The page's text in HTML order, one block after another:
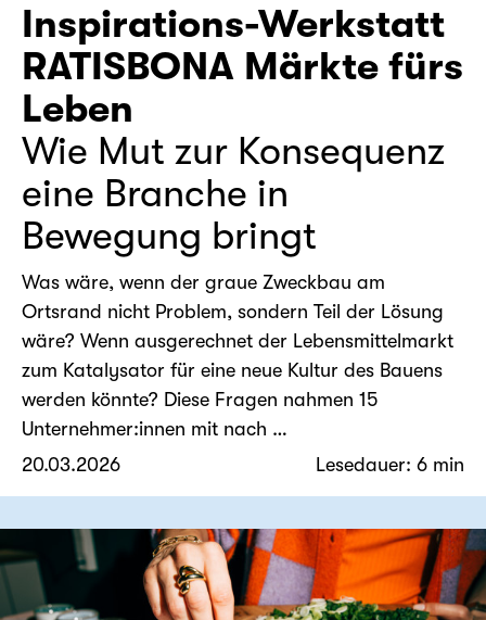
Inspirations-Werkstatt
RATISBONA Märkte fürs
Leben
Wie Mut zur Konsequenz
eine Branche in
Bewegung bringt
Was wäre, wenn der graue Zweckbau am
Ortsrand nicht Problem, sondern Teil der Lösung
wäre? Wenn ausgerechnet der Lebensmittelmarkt
zum Katalysator für eine neue Kultur des Bauens
werden könnte? Diese Fragen nahmen 15
Unternehmer:innen mit nach …
20.03.2026
Lesedauer: 6 min